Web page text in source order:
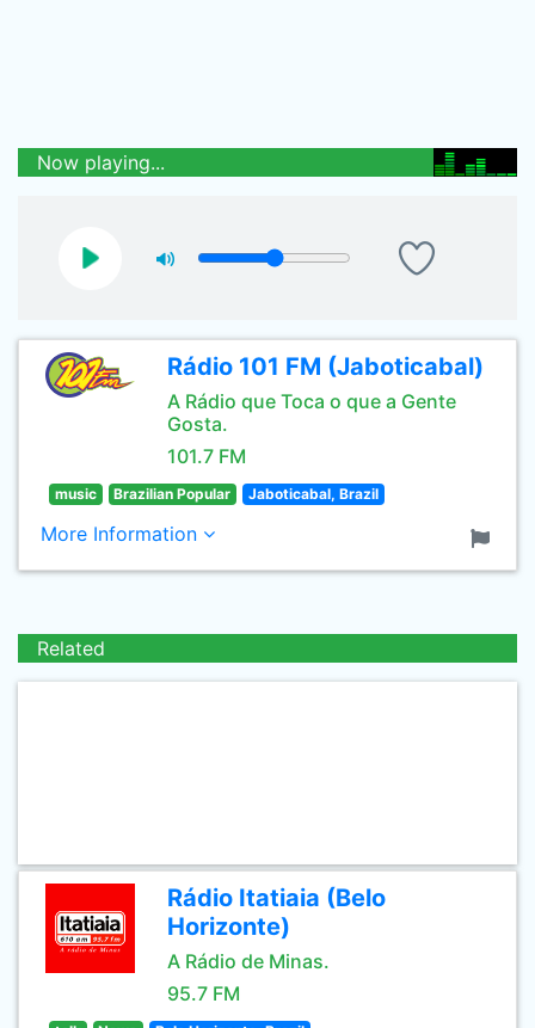
Now playing...
Rádio 101 FM (Jaboticabal)
A Rádio que Toca o que a Gente
Gosta.
101.7 FM
music Brazilian Popular Jaboticabal, Brazil
More Information
Related
Rádio Itatiaia (Belo
Horizonte)
A Rádio de Minas.
95.7 FM